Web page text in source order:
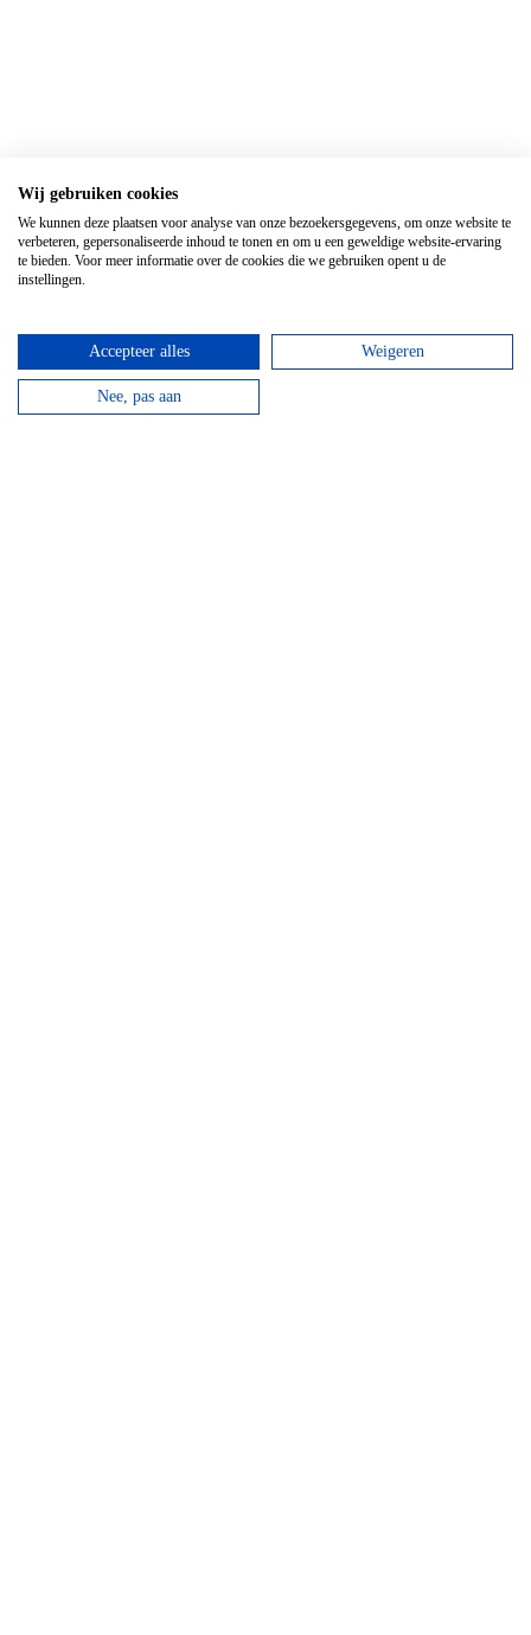
Gerelateerde artikelen
Wij gebruiken cookies
We kunnen deze plaatsen voor analyse van onze bezoekersgegevens, om onze website te
verbeteren, gepersonaliseerde inhoud te tonen en om u een geweldige website-ervaring
te bieden. Voor meer informatie over de cookies die we gebruiken opent u de
instellingen.
Accepteer alles Weigeren
Nee, pas aan